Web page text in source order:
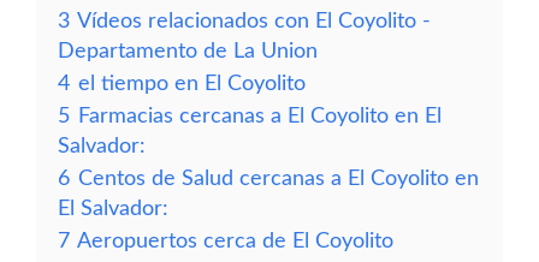
3 Vídeos relacionados con El Coyolito -
Departamento de La Union
4 el tiempo en El Coyolito
5 Farmacias cercanas a El Coyolito en El
Salvador:
6 Centos de Salud cercanas a El Coyolito en
El Salvador:
7 Aeropuertos cerca de El Coyolito